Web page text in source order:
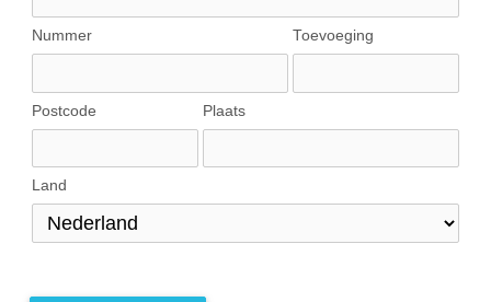
Nummer Toevoeging
Postcode Plaats
Land